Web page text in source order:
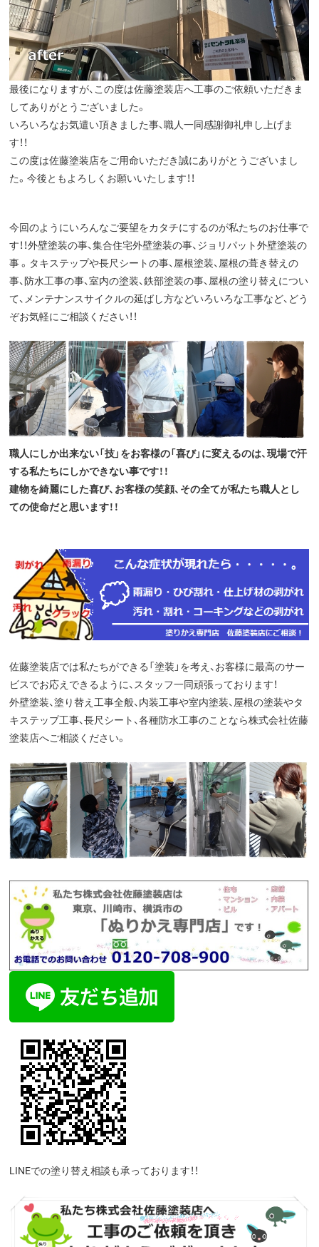
最後になりますが、この度は佐藤塗装店へ工事のご依頼いただきま
してありがとうございました。
いろいろなお気遣い頂きました事、職人一同感謝御礼申し上げま
す！！
この度は佐藤塗装店をご用命いただき誠にありがとうございまし
た。今後ともよろしくお願いいたします！！
今回のようにいろんなご要望をカタチにするのが私たちのお仕事で
す！！外壁塗装の事、集合住宅外壁塗装の事、ジョリパット外壁塗装の
事 。タキステップや長尺シートの事、屋根塗装、屋根の葺き替えの
事、防水工事の事、室内の塗装、鉄部塗装の事、屋根の塗り替えについ
て、メンテナンスサイクルの延ばし方などいろいろな工事など、どう
ぞお気軽にご相談ください！！
職人にしか出来ない「技」をお客様の「喜び」に変えるのは、現場で汗
する私たちにしかできない事です！！
建物を綺麗にした喜び、お客様の笑顔、その全てが私たち職人とし
ての使命だと思います！！
佐藤塗装店では私たちができる「塗装」を考え、お客様に最高のサー
ビスでお応えできるように、スタッフ一同頑張っております！
外壁塗装、塗り替え工事全般、内装工事や室内塗装、屋根の塗装やタ
キステップ工事、長尺シート、各種防水工事のことなら株式会社佐藤
塗装店へご相談ください。
LINEでの塗り替え相談も承っております！！